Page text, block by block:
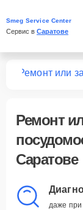
Smeg Service Center
Сервис в Саратове
Ремонт или
Ремонт
Саратове
даже при